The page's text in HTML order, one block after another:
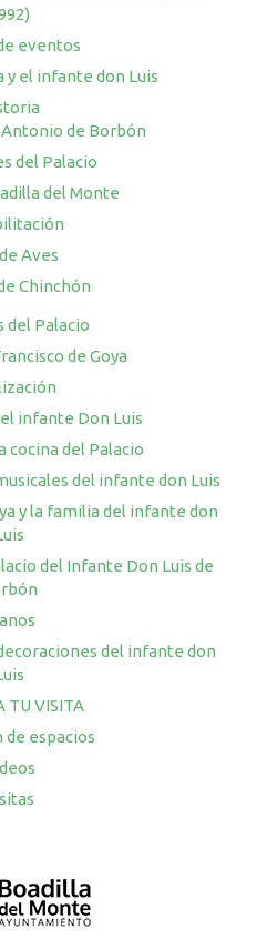
eventos
y el infante don Luis
de Borbón
del Palacio
del Monte
Aves
Chinchón
del Palacio
de Goya
infante Don Luis
cocina del Palacio
del infante don Luis
y la familia del infante don
del Infante Don Luis de
del infante don
TU VISITA
espacios